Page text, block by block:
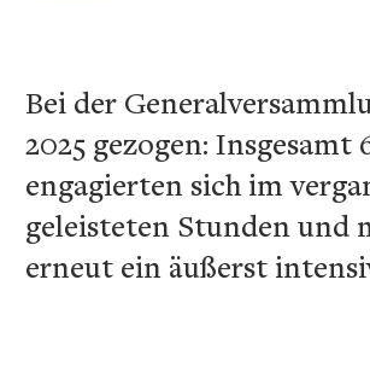
Bei der
2025 gezogen:
engagierten sich im
geleisteten Stunden und
erneut ein äußerst